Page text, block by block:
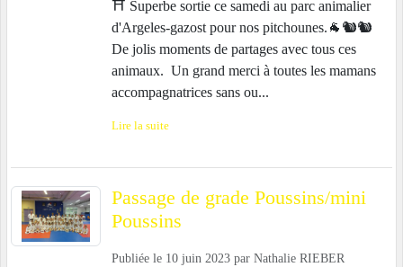
⛩️ Superbe sortie ce samedi au parc animalier
d'Argeles-gazost pour nos pitchounes.🐐🐿🐿
De jolis moments de partages avec tous ces
animaux. Un grand merci à toutes les mamans
accompagnatrices sans ou...
Lire la suite
Passage de grade Poussins/mini
Poussins
Publiée le 10 juin 2023 par Nathalie RIEBER